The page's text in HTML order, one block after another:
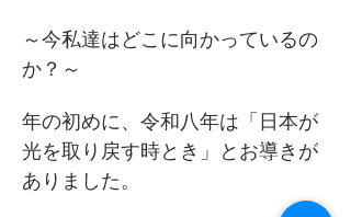
～今私達はどこに向かっているの
か？～
年の初めに、令和八年は「日本が
光を取り戻す時とき」とお導きが
ありました。